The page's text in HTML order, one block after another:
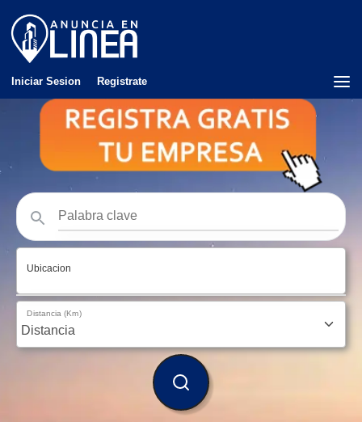
Iniciar Sesion Registrate
Ubicacion
Distancia (Km)
BUSCAR